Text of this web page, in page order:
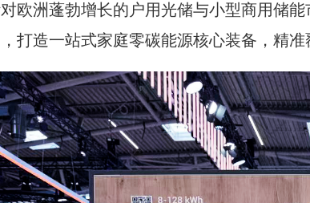
欧洲蓬勃增长的户用光储与小型商用储
打造一站式家庭零碳能源核心装备，精